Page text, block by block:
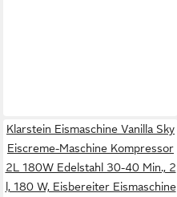
Klarstein Eismaschine Vanilla Sky
Eiscreme-Maschine Kompressor
2L 180W Edelstahl 30-40 Min., 2
l, 180 W, Eisbereiter Eismaschine